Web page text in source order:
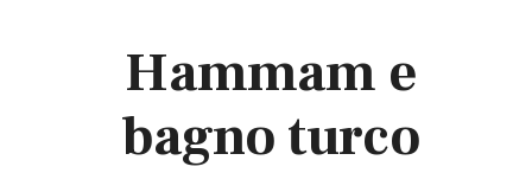
Hammam e
bagno turco